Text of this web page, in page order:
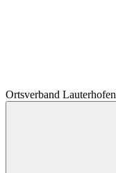
Ortsverband Lauterhofen